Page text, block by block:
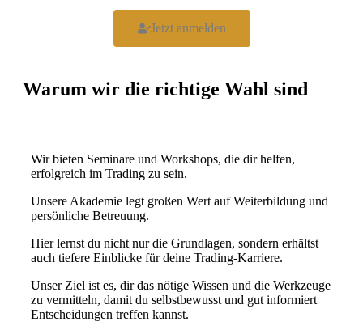
Jetzt anmelden
Warum wir die richtige Wahl sind
Wir bieten Seminare und Workshops, die dir helfen,
erfolgreich im Trading zu sein.
Unsere Akademie legt großen Wert auf Weiterbildung und
persönliche Betreuung.
Hier lernst du nicht nur die Grundlagen, sondern erhältst
auch tiefere Einblicke für deine Trading-Karriere.
Unser Ziel ist es, dir das nötige Wissen und die Werkzeuge
zu vermitteln, damit du selbstbewusst und gut informiert
Entscheidungen treffen kannst.